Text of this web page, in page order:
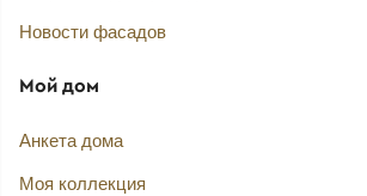
Новости фасадов
Мой дом
Анкета дома
Моя коллекция